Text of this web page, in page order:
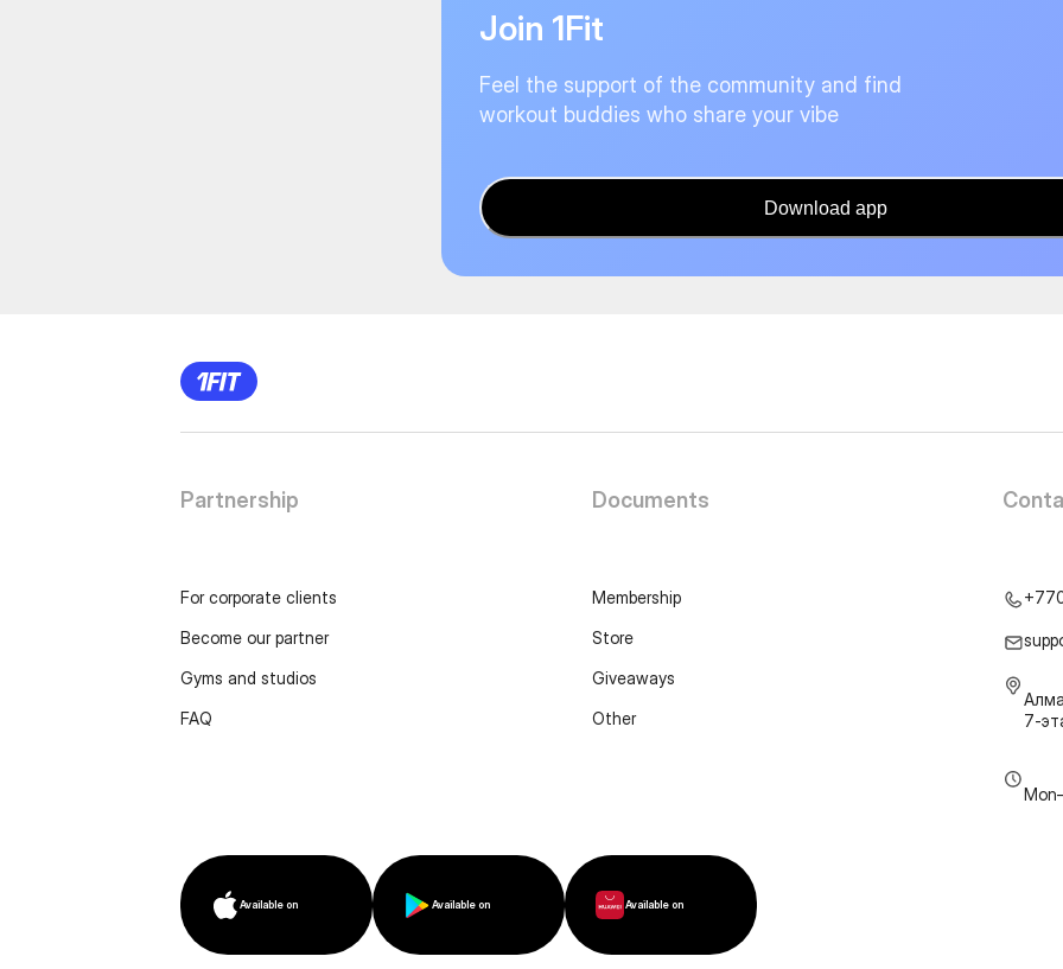
Join 1Fit
Feel the support of the community and find
workout buddies who share your vibe
Download app
Partnership
For corporate clients
Become our partner
Gyms and studios
FAQ
Documents
Membership
Store
Giveaways
Other
7-
Available on Available on Available on